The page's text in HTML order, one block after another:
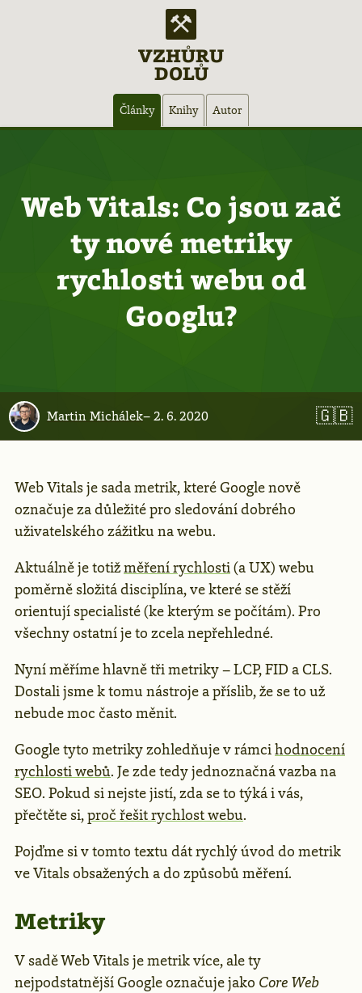
VZHŮRU
DOLŮ
Články Knihy Autor
Web Vitals: Co jsou zač
ty nové metriky
rychlosti webu od
Googlu?
Martin Michálek–2. 6. 2020 🇬🇧
Web Vitals je sada metrik, které Google nově
označuje za důležité pro sledování dobrého
uživatelského zážitku na webu.
Aktuálně je totižměření rychlosti(a UX) webu
poměrně složitá disciplína, ve které se stěží
orientují specialisté (ke kterým se počítám). Pro
všechny ostatní je to zcela nepřehledné.
Nyní měříme hlavně tři metriky – LCP, FID a CLS.
Dostali jsme k tomu nástroje a příslib, že se to už
nebude moc často měnit.
Google tyto metriky zohledňuje v rámcihodnocení
rychlosti webů. Je zde tedy jednoznačná vazba na
SEO. Pokud si nejste jistí, zda se to týká i vás,
přečtěte si,proč řešit rychlost webu.
Pojďme si v tomto textu dát rychlý úvod do metrik
ve Vitals obsažených a do způsobů měření.
Metriky
V sadě Web Vitals je metrik více, ale ty
nejpodstatnější Google označuje jako Core Web